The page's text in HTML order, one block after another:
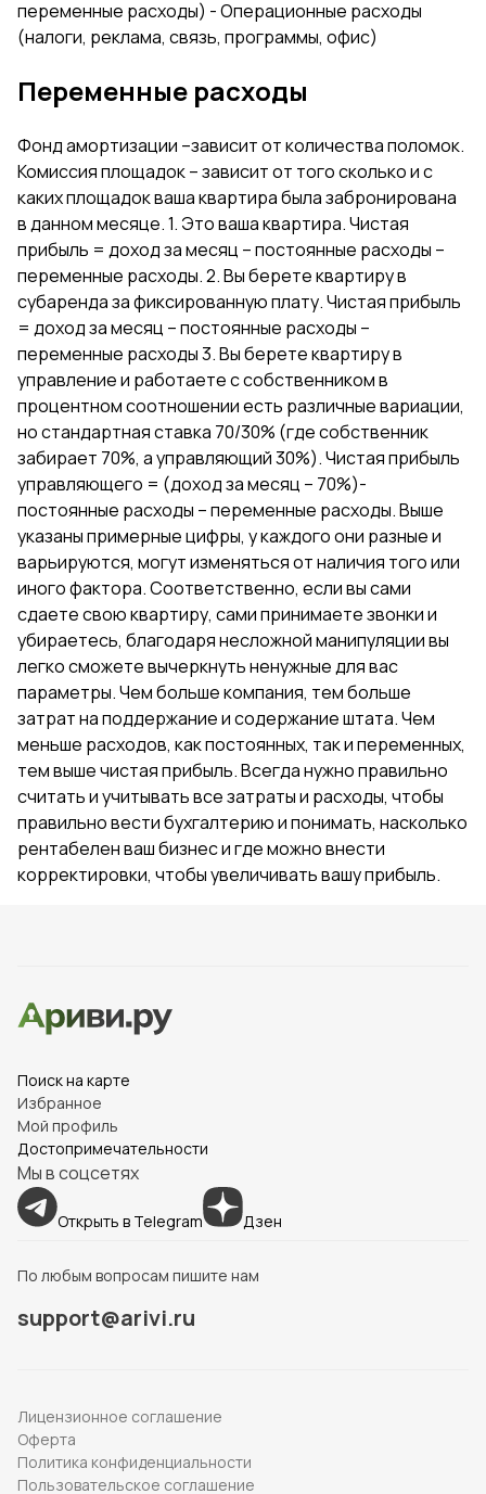
переменные расходы) - Операционные расходы
(налоги, реклама, связь, программы, офис)
Переменные расходы
Фонд амортизации –зависит от количества поломок.
Комиссия площадок – зависит от того сколько и с
каких площадок ваша квартира была забронирована
в данном месяце. 1. Это ваша квартира. Чистая
прибыль = доход за месяц – постоянные расходы –
переменные расходы. 2. Вы берете квартиру в
субаренда за фиксированную плату. Чистая прибыль
= доход за месяц – постоянные расходы –
переменные расходы 3. Вы берете квартиру в
управление и работаете с собственником в
процентном соотношении есть различные вариации,
но стандартная ставка 70/30% (где собственник
забирает 70%, а управляющий 30%). Чистая прибыль
управляющего = (доход за месяц – 70%)-
постоянные расходы – переменные расходы. Выше
указаны примерные цифры, у каждого они разные и
варьируются, могут изменяться от наличия того или
иного фактора. Соответственно, если вы сами
сдаете свою квартиру, сами принимаете звонки и
убираетесь, благодаря несложной манипуляции вы
легко сможете вычеркнуть ненужные для вас
параметры. Чем больше компания, тем больше
затрат на поддержание и содержание штата. Чем
меньше расходов, как постоянных, так и переменных,
тем выше чистая прибыль. Всегда нужно правильно
считать и учитывать все затраты и расходы, чтобы
правильно вести бухгалтерию и понимать, насколько
рентабелен ваш бизнес и где можно внести
корректировки, чтобы увеличивать вашу прибыль.
Поиск на карте
Избранное
Мой профиль
Достопримечательности
Мы в соцсетях
Открыть в Telegram Дзен
По любым вопросам пишите нам
support@arivi.ru
Лицензионное соглашение
Оферта
Политика конфиденциальности
Пользовательское соглашение